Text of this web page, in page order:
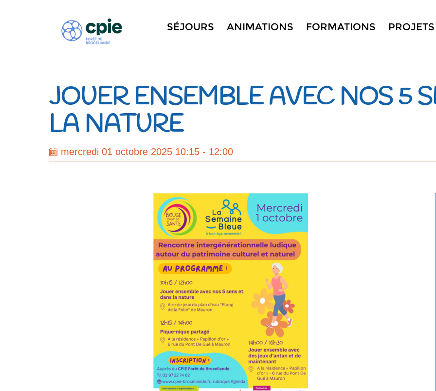
SÉJOURS ANIMATIONS FORMATIONS PROJETS
JOUER ENSEMBLE AVEC NOS 5
LA NATURE
mercredi 01 octobre 2025 10:15 - 12:00